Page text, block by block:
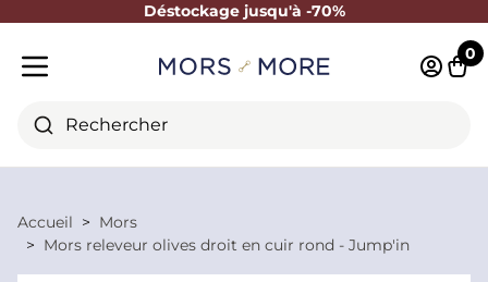
Déstockage jusqu'à -70%
Fermer
Rechercher
0
Accueil
Mors
Mors releveur olives droit en cuir rond - Jump'in